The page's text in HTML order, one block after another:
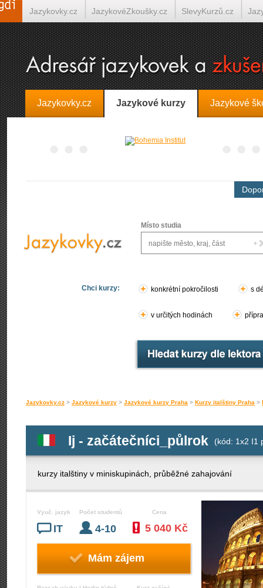
Jazykovky.cz Jazykové kurzy Jazykové
Místo studia
Chci kurzy: konkrétní pokročilosti s
v určitých hodinách
Jazykovky.cz > Jazykové kurzy > Jazykové kurzy Praha > Kurzy italštiny Praha >
Ij - začátečníci_půlrok (kód: 1x2 I1
kurzy italštiny v miniskupinách, průběžné zahajování
Vyuč. jazyk
IT
Počet studentů
4-10
Cena
5 040 Kč
Mám zájem
Jazykovky.cz JazykovéZkoušky.cz SlevyKurzů.cz
Španělština on-line Italština on-line Tlumočení-